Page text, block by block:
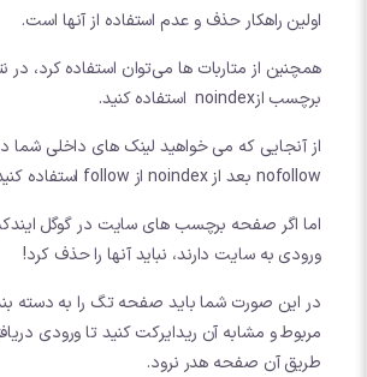
اولین راهکار حذف و عدم استفاده از آنها است.
همچنین از متاربات ها می‌توان استفاده کرد،
برچسب ازnoindex استفاده کنید.
از آنجایی که می خواهید لینک های داخلی شما
nofollow بعد از noindex از follow استفاده کنید.
اما اگر صفحه برچسب های سایت در گوگل
ورودی به سایت دارند، نباید آنها را حذف کرد!
در این صورت شما باید صفحه تگ را به دسته
مربوط و مشابه آن ریدایرکت کنید تا ورودی
طریق آن صفحه هدر نرود.